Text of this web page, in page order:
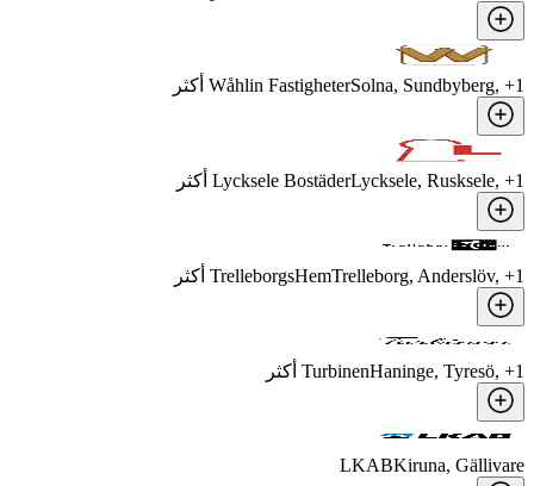
Wåhlin FastigheterSolna, Sundbyberg, +1 أكثر
Lycksele BostäderLycksele, Rusksele, +1 أكثر
TrelleborgsHemTrelleborg, Anderslöv, +1 أكثر
TurbinenHaninge, Tyresö, +1 أكثر
LKABKiruna, Gällivare